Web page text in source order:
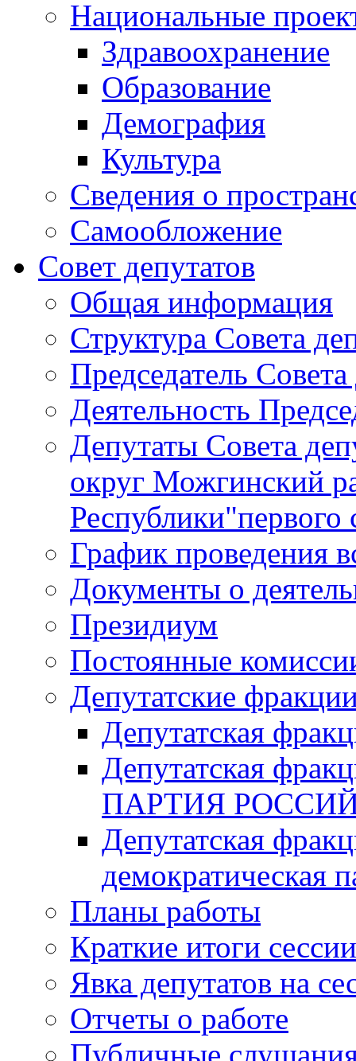
Национальные
Здравоохранение
Образование
Демография
Культура
Сведения о
Самообложение
Совет депутатов
Общая информация
Структура Совета
Председатель Совета
Деятельность
Депутаты Совета
округ Можгинский
Республики"первого
График проведения
Документы о
Президиум
Постоянные
Депутатские
Депутатская
Депутатская
ПАРТИЯ
Депутатская
демократическая
Планы работы
Краткие итоги сессии
Явка депутатов на
Отчеты о работе
Публичные